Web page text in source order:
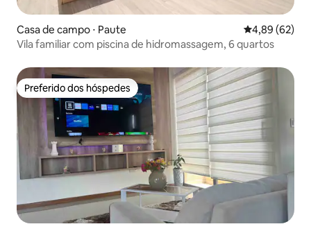
Casa de campo ⋅ Paute 4,89 de uma
4,89 (62)
Vila familiar com piscina de hidromassagem, 6 quartos
Preferido dos hóspedes
Preferido dos hóspedes